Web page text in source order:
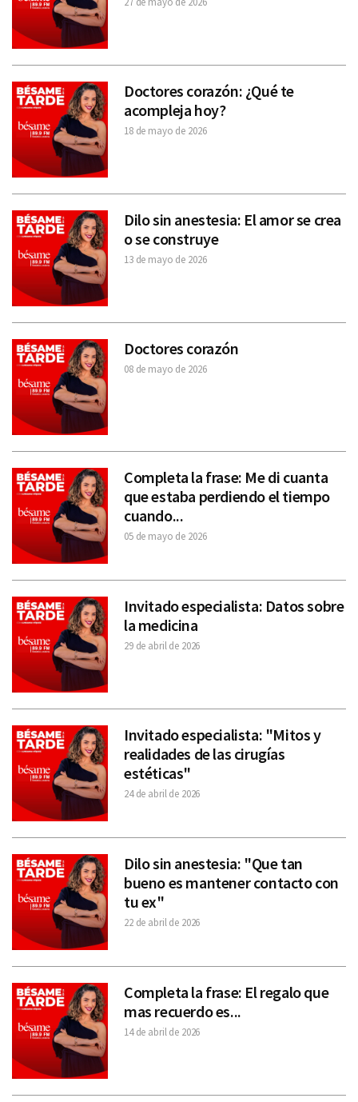
Doctores corazón: ¿Qué te
acompleja hoy?
18 de mayo de 2026
Dilo sin anestesia: El amor se crea
o se construye
13 de mayo de 2026
Doctores corazón
08 de mayo de 2026
Completa la frase: Me di cuanta
que estaba perdiendo el tiempo
cuando...
05 de mayo de 2026
Invitado especialista: Datos sobre
la medicina
29 de abril de 2026
Invitado especialista: "Mitos y
realidades de las cirugías
estéticas"
24 de abril de 2026
Dilo sin anestesia: "Que tan
bueno es mantener contacto con
tu ex"
22 de abril de 2026
Completa la frase: El regalo que
mas recuerdo es...
14 de abril de 2026